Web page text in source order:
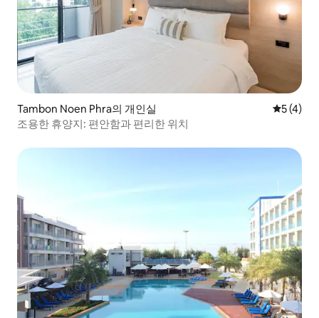
Tambon Noen Phra의 개인실 평점 5점
5 (4)
조용한 휴양지: 편안함과 편리한 위치